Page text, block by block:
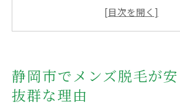
静岡市で効果抜群なメンズ脱
傾向
静岡市で安くて効果的なメン
静岡市でメンズ脱毛が
抜群な理由